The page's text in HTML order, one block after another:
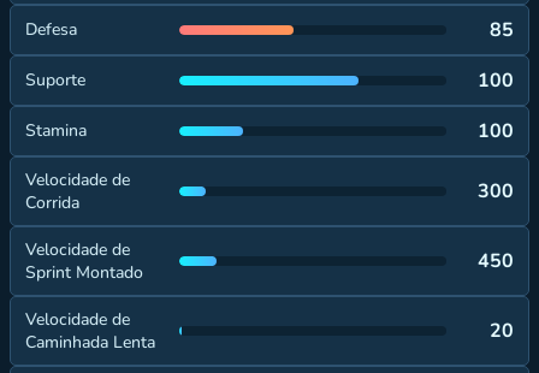
Defesa 85
Suporte 100
Stamina 100
Velocidade de
Corrida
300
Velocidade de
Sprint Montado
450
Velocidade de
Caminhada Lenta
20